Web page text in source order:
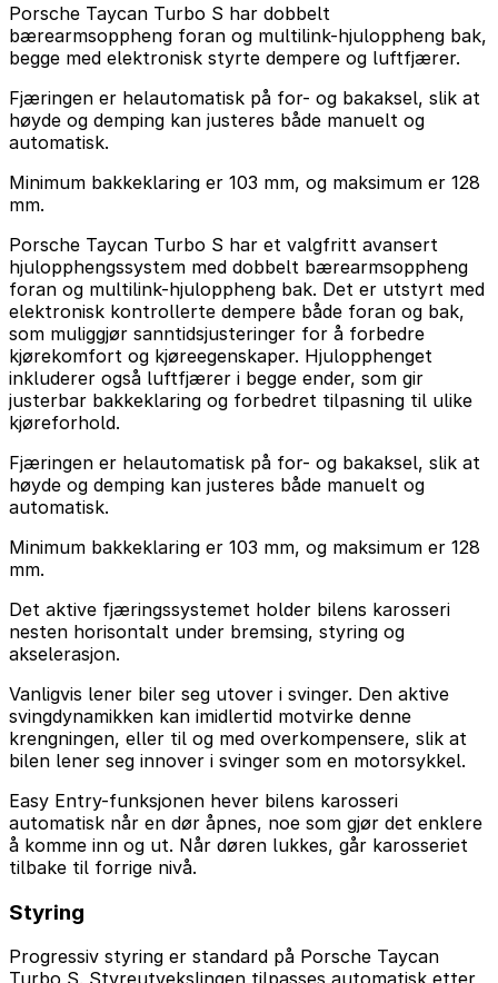
Porsche Taycan Turbo S har dobbelt
bærearmsoppheng foran og multilink-hjuloppheng bak,
begge med elektronisk styrte dempere og luftfjærer.
Fjæringen er helautomatisk på for- og bakaksel, slik at
høyde og demping kan justeres både manuelt og
automatisk.
Minimum bakkeklaring er 103 mm, og maksimum er 128
mm.
Porsche Taycan Turbo S har et valgfritt avansert
hjulopphengssystem med dobbelt bærearmsoppheng
foran og multilink-hjuloppheng bak. Det er utstyrt med
elektronisk kontrollerte dempere både foran og bak,
som muliggjør sanntidsjusteringer for å forbedre
kjørekomfort og kjøreegenskaper. Hjulopphenget
inkluderer også luftfjærer i begge ender, som gir
justerbar bakkeklaring og forbedret tilpasning til ulike
kjøreforhold.
Fjæringen er helautomatisk på for- og bakaksel, slik at
høyde og demping kan justeres både manuelt og
automatisk.
Minimum bakkeklaring er 103 mm, og maksimum er 128
mm.
Det aktive fjæringssystemet holder bilens karosseri
nesten horisontalt under bremsing, styring og
akselerasjon.
Vanligvis lener biler seg utover i svinger. Den aktive
svingdynamikken kan imidlertid motvirke denne
krengningen, eller til og med overkompensere, slik at
bilen lener seg innover i svinger som en motorsykkel.
Easy Entry-funksjonen hever bilens karosseri
automatisk når en dør åpnes, noe som gjør det enklere
å komme inn og ut. Når døren lukkes, går karosseriet
tilbake til forrige nivå.
Styring
Progressiv styring er standard på Porsche Taycan